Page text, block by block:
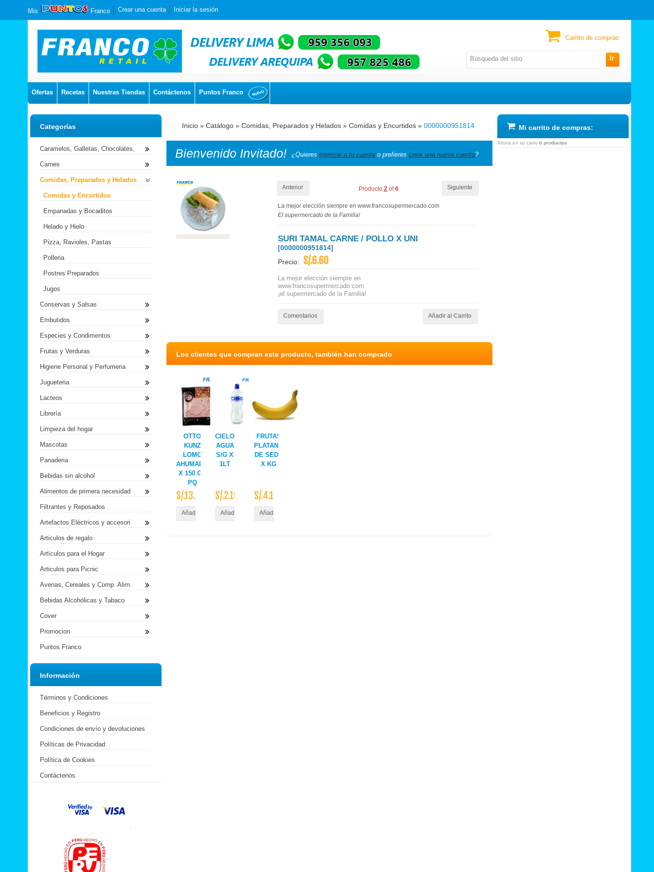
Ir
Mis Franco Crear una cuenta Iniciar la sesión
Ofertas Recetas Nuestras Tiendas Contáctenos Puntos Franco
Carrito de compras
Inicio » Catálogo » Comidas, Preparados y Helados » Comidas y Encurtidos » 0000000951814
Bienvenido Invitado! ¿Quieres ingresar a tu cuenta o prefieres crear una nueva cuenta?
Anterior Siguiente
Producto 2 of6
La mejor elección siempre en www.francosupermercado.com
El supermercado de la Familia!
SURI TAMAL CARNE / POLLO X UNI
[0000000951814]
Precio: S/.6.60
La mejor elección siempre en
www.francosupermercado.com
¡el supermercado de la Familia!
Comentarios Añadir al Carrito
Los clientes que compran este producto, también han comprado
OTTO
KUNZ
LOMO
AHUMADO
X 150 GR
PQ
S/.13.50
Añadir al Carrito
CIELO
AGUA
S/G X
1LT
S/.2.10
Añadir al Carrito
FRUTAS
PLATANO
DE SEDA
X KG
S/.4.10
Añadir al Carrito
Categorías
Caramelos, Galletas, Chocolates,
Carnes
Comidas, Preparados y Helados
Comidas y Encurtidos
Empanadas y Bocaditos
Helado y Hielo
Pizza, Ravioles, Pastas
Polleria
Postres Preparados
Jugos
Conservas y Salsas
Embutidos
Especies y Condimentos
Frutas y Verduras
Higiene Personal y Perfumeria
Jugueteria
Lacteos
Librería
Limpieza del hogar
Mascotas
Panaderia
Bebidas sin alcohol
Alimentos de primera necesidad
Filtrantes y Reposados
Artefactos Eléctricos y accesori
Articulos de regalo
Artículos para el Hogar
Articulos para Picnic
Avenas, Cereales y Comp. Alim.
Bebidas Alcohólicas y Tabaco
Cover
Promocion
Puntos Franco
Información
Términos y Condiciones
Beneficios y Registro
Condiciones de envío y devoluciones
Políticas de Privacidad
Política de Cookies
Contáctenos
.
Mi carrito de compras:
Ahora en su carro 0 productos